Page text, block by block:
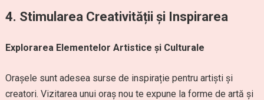
4. Stimularea Creativității și Inspirarea
Explorarea Elementelor Artistice și Culturale
Orașele sunt adesea surse de inspirație pentru artiști și
creatori. Vizitarea unui oraș nou te expune la forme de artă și